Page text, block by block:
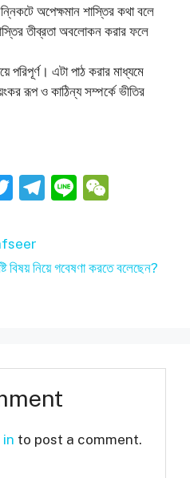
অপেক্ষমান শাস্তির কথা বলে
তীব্রতা অবলোকন করার ফলে
পরিপূর্ণ। এটা পাঠ করার মাধ্যমে
রূপ ও কাঠিন্য সম্পর্কে ভীতির
T
itt
er
T
gr
Li
h
বিষয় নিয়ে গবেষণা করতে বলেছেন?
to post a comment.